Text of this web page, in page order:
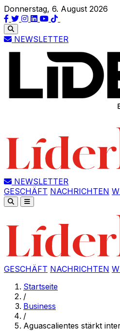
Donnerstag, 6. August 2026
NEWSLETTER
NEWSLETTER
GESCHÄFT NACHRICHTEN
GESCHÄFT NACHRICHTEN
Startseite
/
Business
/
Aguascalientes stärkt